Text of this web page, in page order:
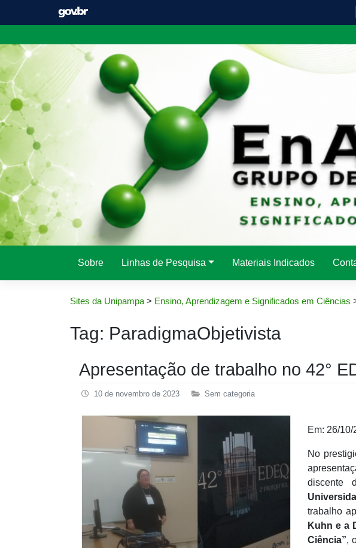
conteúdo
Sobre Linhas de Pesquisa Materiais Indicados
Sites da Unipampa > Ensino, Aprendizagem e Significados em Ciências
Tag: ParadigmaObjetivista
Apresentação de trabalho no 42°
10 de novembro de 2023 Sem categoria
Em: 26/10/
No
discente
trabalho
Kuhn e a
Ciência”,